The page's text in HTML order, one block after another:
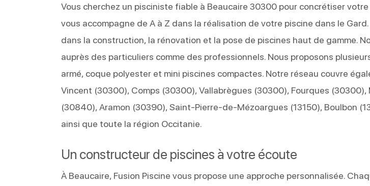
Vous cherchez un pisciniste fiable à Beaucaire 30300 pour concrétiser votre
vous accompagne de A à Z dans la réalisation de votre piscine dans le
dans la construction, la rénovation et la pose de piscines haut de gamme.
auprès des particuliers comme des professionnels. Nous proposons
armé, coque polyester et mini piscines compactes. Notre réseau couvre
Vincent (30300), Comps (30300), Vallabrègues (30300), Fourques
(30840), Aramon (30390), Saint-Pierre-de-Mézoargues (13150), Boulbon
ainsi que toute la région Occitanie.
Un constructeur de piscines à votre écoute
À Beaucaire, Fusion Piscine vous propose une approche personnalisée.